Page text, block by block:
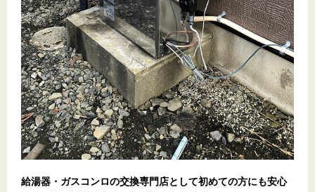
給湯器・ガスコンロの交換専門店として初めての方にも安心